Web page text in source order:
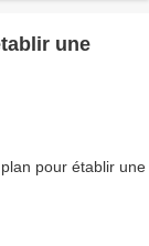
une